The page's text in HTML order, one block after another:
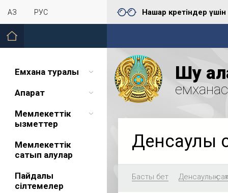
ҚАЗ РУС Нашар көретіндер үшін
Емхана туралы
Ақпарат
Мемлекеттік
қызметтер
Мемлекеттік
сатып алулар
Пайдалы
сілтемелер
Шу
Денсаулық
Басты бет Денсаулық